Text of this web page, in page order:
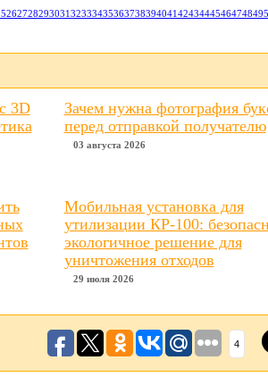
262728293031323334353637383940414243444546474849
3D
Зачем нужна фотография
перед отправкой получателю
03 августа 2026
Мобильная установка для
утилизации КР-100:
экологичное решение для
уничтожения отходов
29 июля 2026
4